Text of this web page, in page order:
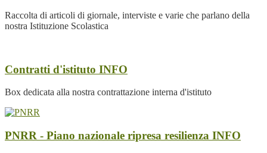
Raccolta di articoli di giornale, interviste e varie che parlano della
nostra Istituzione Scolastica
Contratti d'istituto INFO
Box dedicata alla nostra contrattazione interna d'istituto
PNRR - Piano nazionale ripresa resilienza INFO